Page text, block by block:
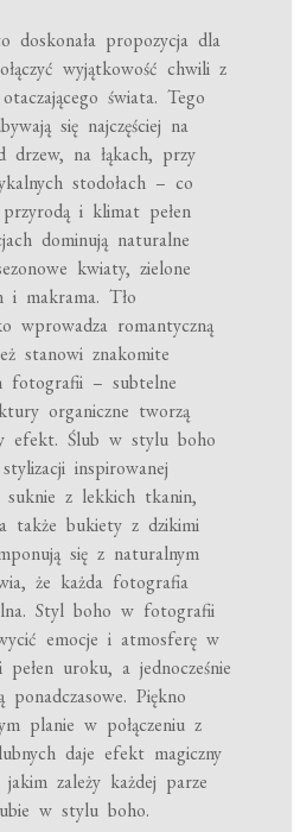
propozycja dla
wyjątkowość chwili z
świata. Tego
się najczęściej na
drzew, na łąkach, przy
stodołach – co
i klimat pełen
dominują naturalne
kwiaty, zielone
i makrama. Tło
wprowadza romantyczną
stanowi znakomite
fotografii – subtelne
organiczne tworzą
efekt. Ślub w stylu boho
inspirowanej
z lekkich tkanin,
także bukiety z dzikimi
się z naturalnym
że każda fotografia
Styl boho w fotografii
emocje i atmosferę w
uroku, a jednocześnie
ponadczasowe. Piękno
planie w połączeniu z
daje efekt magiczny
zależy każdej parze
w stylu boho.